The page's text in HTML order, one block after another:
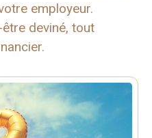
employeur.
être deviné, tout